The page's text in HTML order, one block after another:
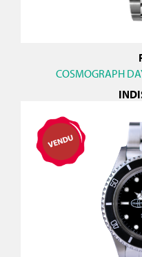
COSMOGRAPH